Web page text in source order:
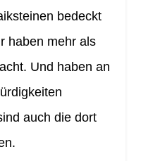
bedeckt
haben mehr als
Und haben an
auch die dort